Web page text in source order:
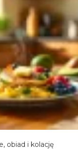
obiad i kolację